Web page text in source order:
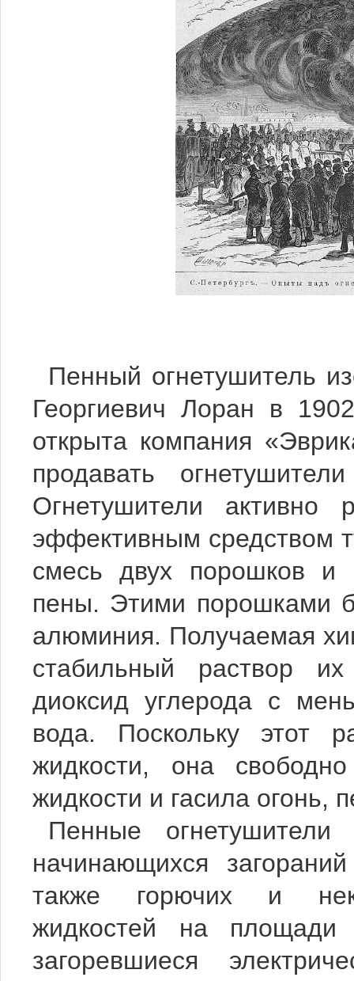
Пенный огнетушитель
Георгиевич Лоран в
открыта компания
продавать
Огнетушители активно
эффективным средством
смесь двух порошков и
пены. Этими порошками
алюминия. Получаемая
стабильный раствор
диоксид углерода с
вода. Поскольку этот
жидкости, она
жидкости и гасила огонь,
Пенные
начинающихся
также горючих и
жидкостей на
загоревшиеся